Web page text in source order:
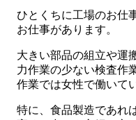
ひとくちに工場のお仕
お仕事があります。
大きい部品の組立や運
力作業の少ない検査作
作業では女性で働いて
特に、食品製造であれ